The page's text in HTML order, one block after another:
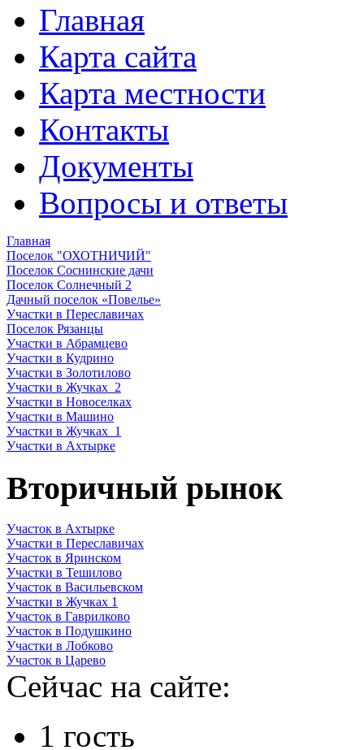
Главная
Карта сайта
Карта местности
Контакты
Документы
Вопросы и ответы
Главная
Поселок "ОХОТНИЧИЙ"
Поселок Соснинские дачи
Поселок Солнечный 2
Дачный поселок «Повелье»
Участки в Переславичах
Поселок Рязанцы
Участки в Абрамцево
Участки в Кудрино
Участки в Золотилово
Участки в Жучках_2
Участки в Новоселках
Участки в Машино
Участки в Жучках_1
Участки в Ахтырке
Вторичный рынок
Участок в Ахтырке
Участки в Переславичах
Участок в Яринском
Участки в Тешилово
Участок в Васильевском
Участки в Жучках 1
Участок в Гаврилково
Участок в Подушкино
Участки в Лобково
Участок в Царево
Сейчас на сайте:
1 гость